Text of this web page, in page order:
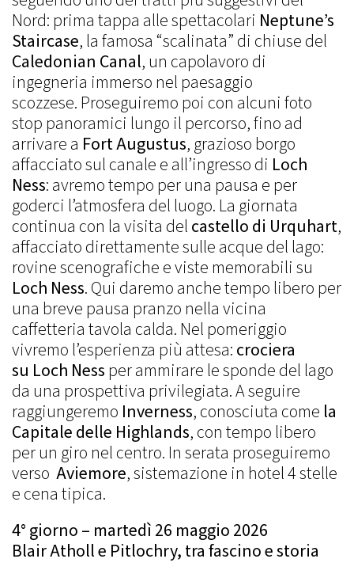
Nord: prima tappa alle spettacolari Neptune’s
Staircase, la famosa “scalinata” di chiuse del
Caledonian Canal, un capolavoro di
ingegneria immerso nel paesaggio
scozzese. Proseguiremo poi con alcuni foto
stop panoramici lungo il percorso, fino ad
arrivare a Fort Augustus, grazioso borgo
affacciato sul canale e all’ingresso di Loch
Ness: avremo tempo per una pausa e per
goderci l’atmosfera del luogo. La giornata
continua con la visita delcastello di Urquhart,
affacciato direttamente sulle acque del lago:
rovine scenografiche e viste memorabili su
Loch Ness. Qui daremo anche tempo libero per
una breve pausa pranzo nella vicina
caffetteria tavola calda. Nel pomeriggio
vivremo l’esperienza più attesa:crociera
su Loch Nessper ammirare le sponde del lago
da una prospettiva privilegiata. A seguire
raggiungeremo Inverness, conosciuta come la
Capitale delle Highlands, con tempo libero
per un giro nel centro. In serata proseguiremo
verso Aviemore, sistemazione in hotel 4 stelle
e cena tipica.
4° giorno – martedì 26 maggio 2026
Blair Atholl e Pitlochry, tra fascino e storia